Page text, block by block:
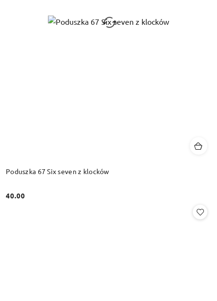
Poduszka 67 Six seven z klocków
Cena:
40.00